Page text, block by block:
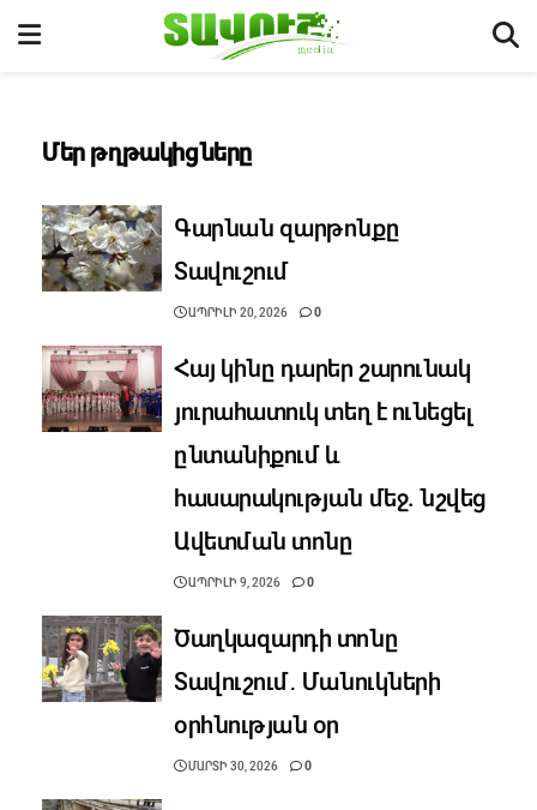
Մեր թղթակիցները
Գարնան զարթոնքը
Տավուշում
ԱՊՐԻԼԻ 20, 2026 0
Հայ կինը դարեր շարունակ
յուրահատուկ տեղ է ունեցել
ընտանիքում և
հասարակության մեջ. նշվեց
Ավետման տոնը
ԱՊՐԻԼԻ 9, 2026 0
Ծաղկազարդի տոնը
Տավուշում․ Մանուկների
օրհնության օր
ՄԱՐՏԻ 30, 2026 0